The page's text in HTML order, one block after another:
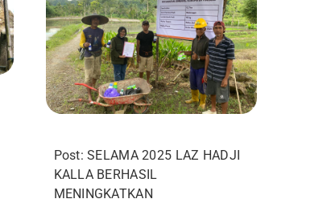
Post: SELAMA 2025 LAZ HADJI
KALLA BERHASIL
MENINGKATKAN